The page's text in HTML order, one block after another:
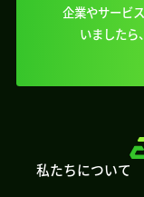
企業やサービ
いましたら、
私たちについて